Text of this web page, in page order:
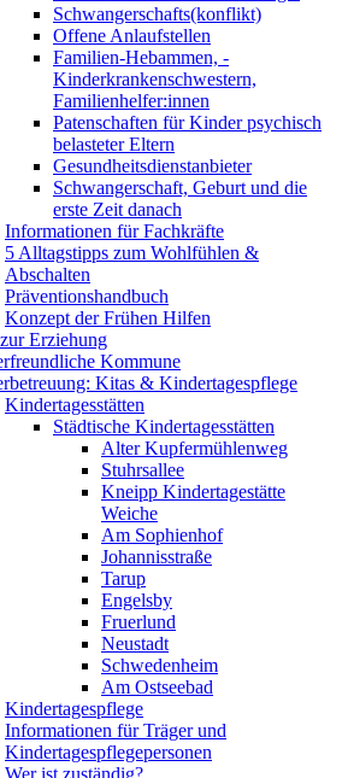
Schwangerschafts(konflikt)
Offene Anlaufstellen
Familien-Hebammen, -
Kinderkrankenschwestern,
Familienhelfer:innen
Patenschaften für Kinder psychisch
belasteter Eltern
Gesundheitsdienstanbieter
Schwangerschaft, Geburt und die
erste Zeit danach
Informationen für Fachkräfte
5 Alltagstipps zum Wohlfühlen &
Abschalten
Präventionshandbuch
Konzept der Frühen Hilfen
Erziehung
Kommune
Kitas & Kindertagespflege
Kindertagesstätten
Städtische Kindertagesstätten
Alter Kupfermühlenweg
Stuhrsallee
Kneipp Kindertagestätte
Weiche
Am Sophienhof
Johannisstraße
Tarup
Engelsby
Fruerlund
Neustadt
Schwedenheim
Am Ostseebad
Kindertagespflege
Informationen für Träger und
Kindertagespflegepersonen
Wer ist zuständig?